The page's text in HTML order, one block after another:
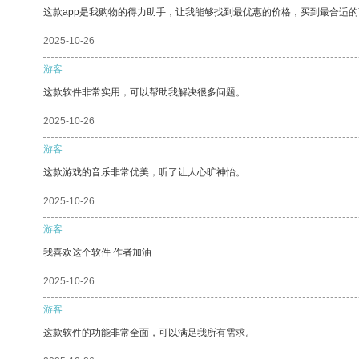
这款app是我购物的得力助手，让我能够找到最优惠的价格，买到最合适
2025-10-26
游客
这款软件非常实用，可以帮助我解决很多问题。
2025-10-26
游客
这款游戏的音乐非常优美，听了让人心旷神怡。
2025-10-26
游客
我喜欢这个软件 作者加油
2025-10-26
游客
这款软件的功能非常全面，可以满足我所有需求。